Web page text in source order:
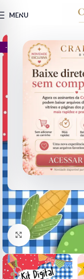
MENU
- 68%
Clique para